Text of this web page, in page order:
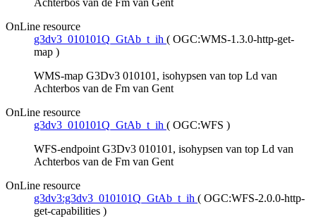
Achterbos van de Fm van Gent
OnLine resource
g3dv3_010101Q_GtAb_t_ih ( OGC:WMS-1.3.0-http-get-
map )
WMS-map G3Dv3 010101, isohypsen van top Ld van
Achterbos van de Fm van Gent
OnLine resource
g3dv3_010101Q_GtAb_t_ih ( OGC:WFS )
WFS-endpoint G3Dv3 010101, isohypsen van top Ld van
Achterbos van de Fm van Gent
OnLine resource
g3dv3:g3dv3_010101Q_GtAb_t_ih ( OGC:WFS-2.0.0-http-
get-capabilities )